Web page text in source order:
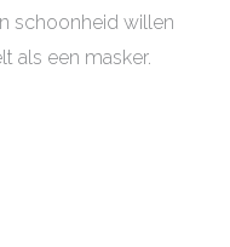
schoonheid willen
als een masker.